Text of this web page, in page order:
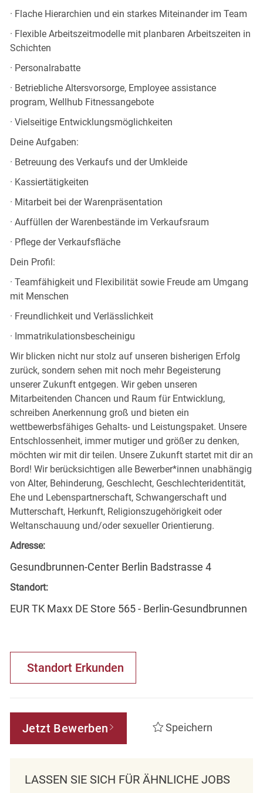
· Flache Hierarchien und ein starkes Miteinander im Team
· Flexible Arbeitszeitmodelle mit planbaren Arbeitszeiten in
Schichten
· Personalrabatte
· Betriebliche Altersvorsorge, Employee assistance
program, Wellhub Fitnessangebote
· Vielseitige Entwicklungsmöglichkeiten
Deine Aufgaben:
· Betreuung des Verkaufs und der Umkleide
· Kassiertätigkeiten
· Mitarbeit bei der Warenpräsentation
· Auffüllen der Warenbestände im Verkaufsraum
· Pflege der Verkaufsfläche
Dein Profil:
· Teamfähigkeit und Flexibilität sowie Freude am Umgang
mit Menschen
· Freundlichkeit und Verlässlichkeit
· Immatrikulationsbescheinigu
Wir blicken nicht nur stolz auf unseren bisherigen Erfolg
zurück, sondern sehen mit noch mehr Begeisterung
unserer Zukunft entgegen. Wir geben unseren
Mitarbeitenden Chancen und Raum für Entwicklung,
schreiben Anerkennung groß und bieten ein
wettbewerbsfähiges Gehalts- und Leistungspaket. Unsere
Entschlossenheit, immer mutiger und größer zu denken,
möchten wir mit dir teilen. Unsere Zukunft startet mit dir an
Bord! Wir berücksichtigen alle Bewerber*innen unabhängig
von Alter, Behinderung, Geschlecht, Geschlechteridentität,
Ehe und Lebenspartnerschaft, Schwangerschaft und
Mutterschaft, Herkunft, Religionszugehörigkeit oder
Weltanschauung und/oder sexueller Orientierung.
Adresse:
Gesundbrunnen-Center Berlin Badstrasse 4
Standort:
EUR TK Maxx DE Store 565 - Berlin-Gesundbrunnen
Standort Erkunden
Jetzt Bewerben Speichern
LASSEN SIE SICH FÜR ÄHNLICHE JOBS